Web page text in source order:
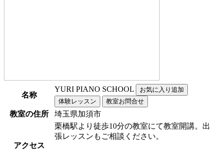
名称
YURI PIANO SCHOOL
教室の住所 埼玉県加須市
アクセス
栗橋駅より徒歩10分の教室にて教室開講。出
張レッスンもご相談ください。